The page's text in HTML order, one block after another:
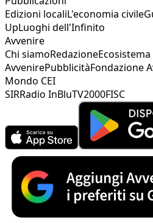
Edizioni localiL'economia civile
UpLuoghi dell'Infinito
Avvenire
Chi siamoRedazioneEcosistema
AvvenirePubblicitàFondazione
Mondo CEI
SIRRadio InBluTV2000FISC